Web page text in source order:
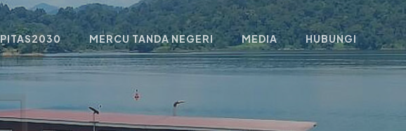
PITAS2030 MERCU TANDA NEGERI MEDIA HUBUNGI